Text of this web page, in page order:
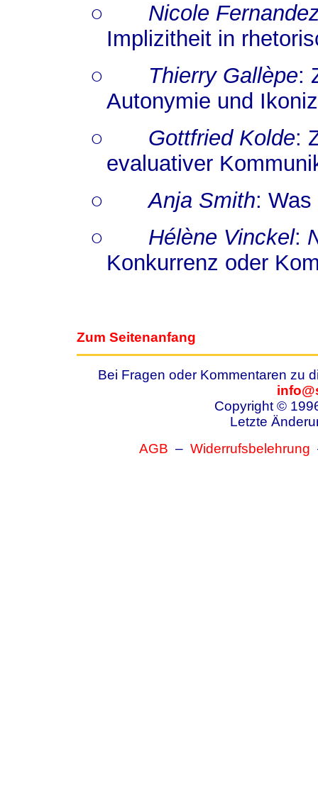
○
Nicole
Implizitheit in
○
Thierry Gallèpe:
Autonymie und
○
Gottfried Kolde:
evaluativer
○
Anja Smith:
○
Hélène Vinckel:
Konkurrenz oder
Zum Seitenanfang
Bei Fragen oder Kommentaren zu
Copyright ©
Letzte
AGB – Widerrufsbelehrung